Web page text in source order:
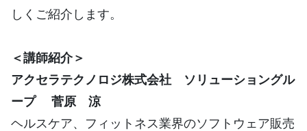
しくご紹介します。
＜講師紹介＞
アクセラテクノロジ株式会社 ソリューショングル
ープ 菅原 涼
ヘルスケア、フィットネス業界のソフトウェア販売